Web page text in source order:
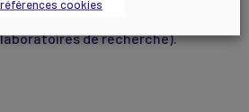
ONG), les
de recherche).
cookies